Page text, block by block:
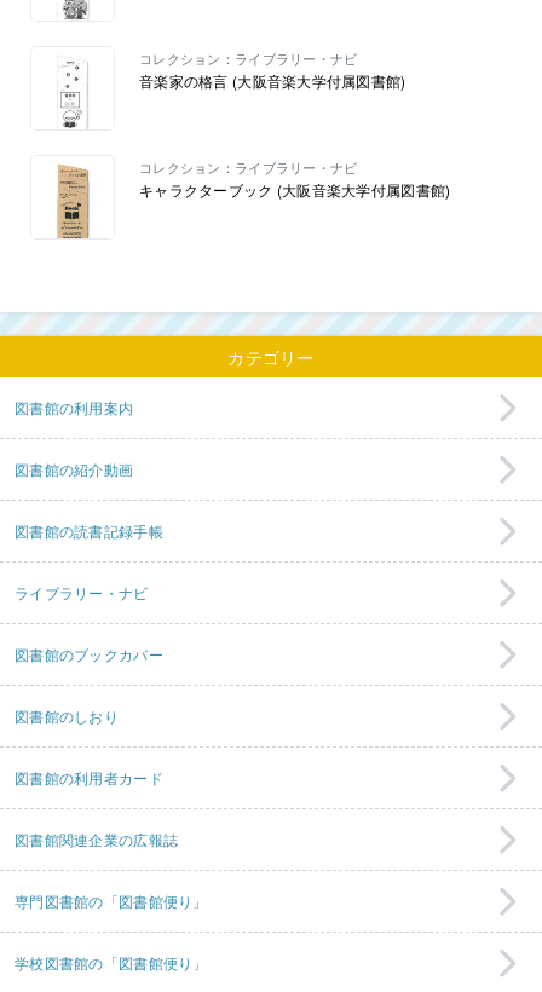
コレクション：ライブラリー・ナビ
音楽家の格言 (大阪音楽大学付属図書館)
コレクション：ライブラリー・ナビ
キャラクターブック (大阪音楽大学付属図書館)
カテゴリー
図書館の利用案内
図書館の紹介動画
図書館の読書記録手帳
ライブラリー・ナビ
図書館のブックカバー
図書館のしおり
図書館の利用者カード
図書館関連企業の広報誌
専門図書館の「図書館便り」
学校図書館の「図書館便り」